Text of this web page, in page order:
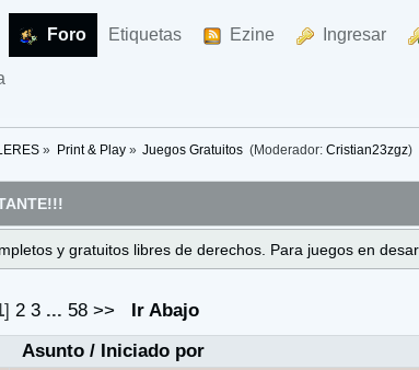
Foro Etiquetas Ezine Ingresar
» Print & Play» Juegos Gratuitos (Moderador:Cristian23zgz)
y gratuitos libres de derechos. Para juegos en
] 2 3 ... 58 >>
Ir Abajo
Asunto/ Iniciado por